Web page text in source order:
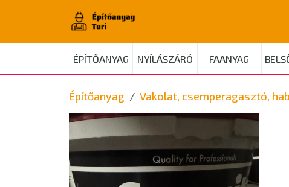
ÉPÍTŐANYAG NYÍLÁSZÁRÓ FAANYAG
Építőanyag Vakolat, csemperagasztó,